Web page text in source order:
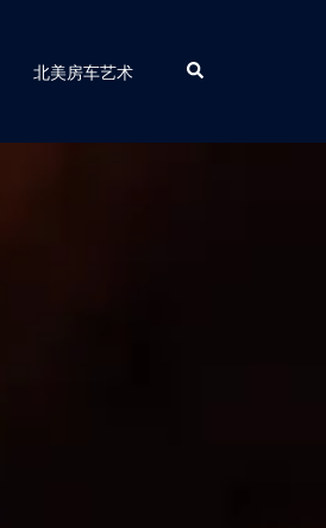
北美房车艺术 Search